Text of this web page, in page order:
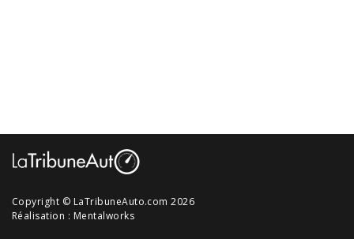
Copyright © LaTribuneAuto.com 2026
Réalisation : Mentalworks